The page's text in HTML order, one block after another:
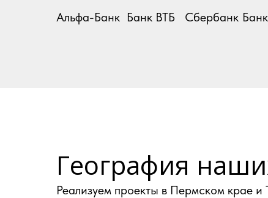
Альфа-Банк Банк ВТБ Сбербанк
География
Реализуем проекты в Пермском крае